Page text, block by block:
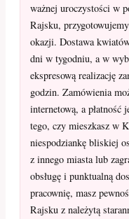
ważnej uroczystości w
Rajsku,
okazji. Dostawa
dni w tygodniu, a w
ekspresową realizację
godzin. Zamówienia
internetową, a płatność
tego, czy mieszkasz w
niespodziankę bliskiej
z innego miasta lub
obsługę i punktualną
pracownię, masz
Rajsku z należytą